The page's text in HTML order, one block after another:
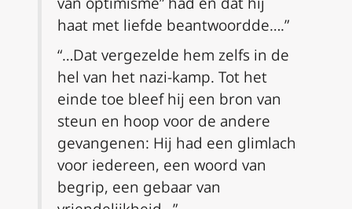
haat met liefde beantwoordde….”
“…Dat vergezelde hem zelfs in de
hel van het nazi-kamp. Tot het
einde toe bleef hij een bron van
steun en hoop voor de andere
gevangenen: Hij had een glimlach
voor iedereen, een woord van
begrip, een gebaar van